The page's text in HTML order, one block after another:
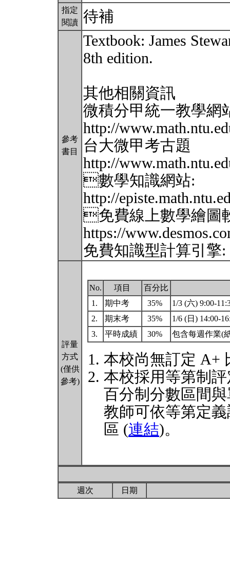
指定
閱讀 待補
參考
書目
Textbook: James
8th edition.
其他相關資訊
微積分甲統一教學網
http://
台大微甲考古題
http://
數學知識網站:
http://
免費線上數學繪圖
https://
免費知識型計算引擎
評量
方式
(僅供
參考)
No. 項目
百分比
1.
期中考 35%
1/3 (六) 9:00-
2.
期末考 35%
1/6 (日) 14:00-
3.
平時成績 30% 包含每週作業(
本校尚無訂定 A+
本校採用等第制
百分制分數區間
教師可依等第定
區 (連結)。
週次 日期